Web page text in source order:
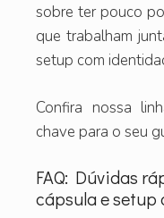
sobre ter pouco
que trabalham
setup com
Confira nossa
chave para o seu
FAQ: Dúvidas
cápsula e setup